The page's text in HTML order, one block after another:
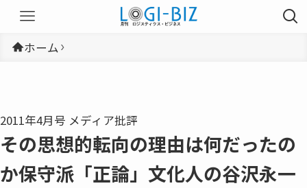
ホーム
2011年4月号 メディア批評
その思想的転向の理由は何だったの
か保守派「正論」文化人の谷沢永一